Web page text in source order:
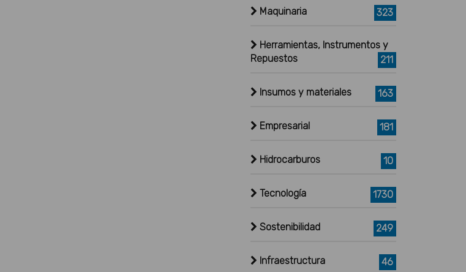
Maquinaria 323
Herramientas, Instrumentos y
Repuestos
211
Insumos y materiales 163
Empresarial 181
Hidrocarburos 10
Tecnología 1730
Sostenibilidad 249
Infraestructura 46